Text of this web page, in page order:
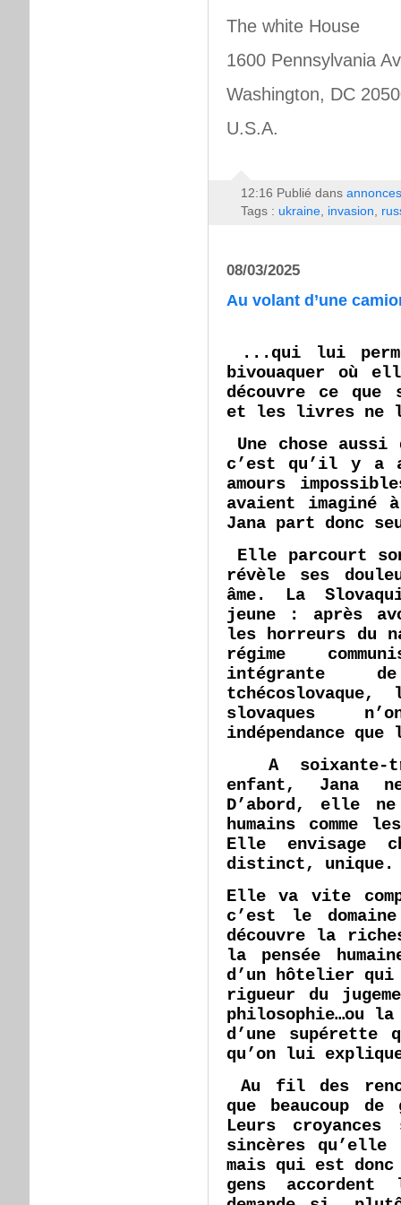
The white House
1600 Pennsylvania
Washington, DC
U.S.A.
12:16 Publié dans annonces
Tags : ukraine, invasion
08/03/2025
Au volant d’une
...qui lui
bivouaquer où
découvre ce que
et les livres ne
Une chose
c’est qu’il y a
amours
avaient imaginé
Jana part donc
Elle parcourt
révèle ses
âme. La
jeune : après
les horreurs du
régime
intégrante
slovaques
indépendance
A soixante-
enfant, Jana
D’abord, elle
humains comme
Elle envisage
distinct, unique.
Elle va vite
c’est le
découvre la
la pensée
d’un hôtelier
rigueur du
philosophie…ou
d’une supérette
qu’on lui
Au fil des
que beaucoup
Leurs
sincères
mais qui est
gens